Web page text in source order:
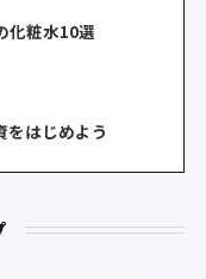
化粧水10選
をはじめよう